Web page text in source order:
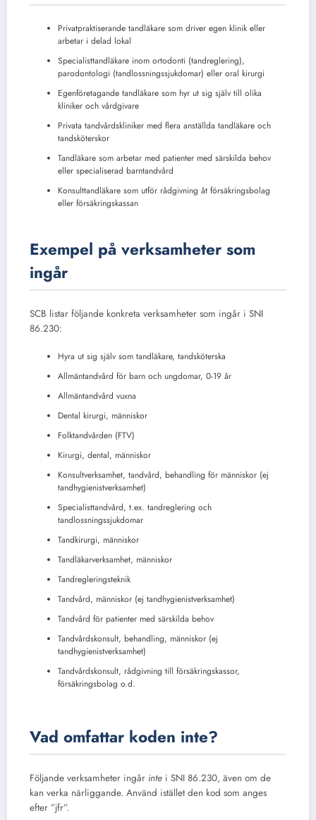
Privatpraktiserande tandläkare som driver egen klinik eller
arbetar i delad lokal
Specialisttandläkare inom ortodonti (tandreglering),
parodontologi (tandlossningssjukdomar) eller oral kirurgi
Egenföretagande tandläkare som hyr ut sig själv till olika
kliniker och vårdgivare
Privata tandvårdskliniker med flera anställda tandläkare och
tandsköterskor
Tandläkare som arbetar med patienter med särskilda behov
eller specialiserad barntandvård
Konsulttandläkare som utför rådgivning åt försäkringsbolag
eller försäkringskassan
Exempel på verksamheter som
ingår
SCB listar följande konkreta verksamheter som ingår i SNI
86.230:
Hyra ut sig själv som tandläkare, tandsköterska
Allmäntandvård för barn och ungdomar, 0-19 år
Allmäntandvård vuxna
Dental kirurgi, människor
Folktandvården (FTV)
Kirurgi, dental, människor
Konsultverksamhet, tandvård, behandling för människor (ej
tandhygienistverksamhet)
Specialisttandvård, t.ex. tandreglering och
tandlossningssjukdomar
Tandkirurgi, människor
Tandläkarverksamhet, människor
Tandregleringsteknik
Tandvård, människor (ej tandhygienistverksamhet)
Tandvård för patienter med särskilda behov
Tandvårdskonsult, behandling, människor (ej
tandhygienistverksamhet)
Tandvårdskonsult, rådgivning till försäkringskassor,
försäkringsbolag o.d.
Vad omfattar koden inte?
Följande verksamheter ingår inte i SNI 86.230, även om de
kan verka närliggande. Använd istället den kod som anges
efter ”jfr”.